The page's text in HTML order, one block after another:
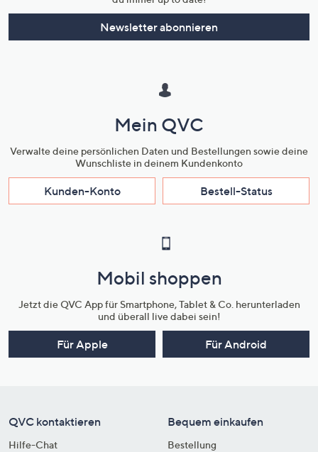
Newsletter abonnieren
Mein QVC
Verwalte deine persönlichen Daten und Bestellungen sowie deine
Wunschliste in deinem Kundenkonto
Kunden-Konto Bestell-Status
Mobil shoppen
Jetzt die QVC App für Smartphone, Tablet & Co. herunterladen
und überall live dabei sein!
Für Apple Für Android
QVC kontaktieren
Hilfe-Chat
Bequem einkaufen
Bestellung